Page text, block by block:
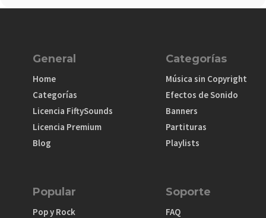
General
Home
Categorías
Licencia FiftySounds
Licencia Premium
Blog
Categorías
Música sin Copyright
Efectos de Sonido
Banners
Partituras
Playlists
Popular
Pop y Rock
Soporte
FAQ